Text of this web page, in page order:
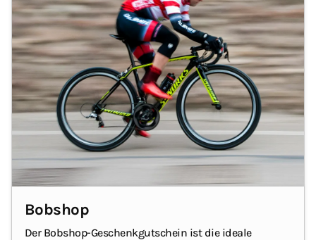
Bobshop
Der Bobshop-Geschenkgutschein ist die ideale